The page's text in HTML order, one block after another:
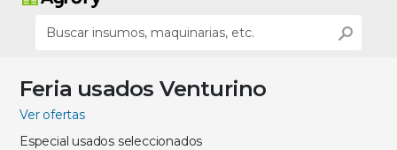
Feria usados Venturino
Ver ofertas
Especial usados seleccionados